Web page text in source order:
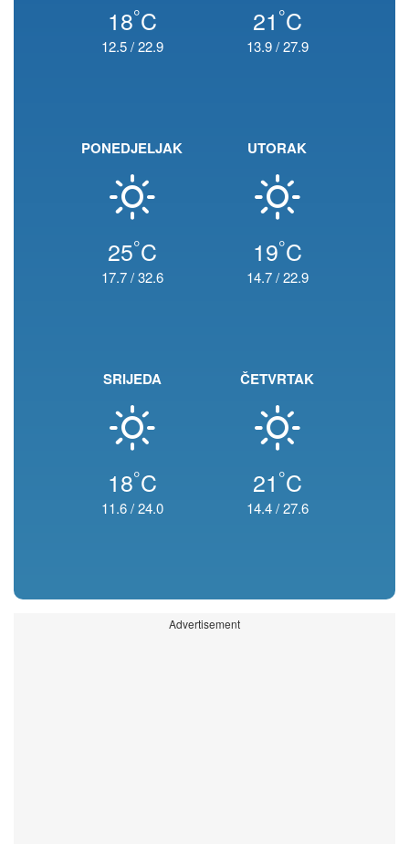
18°C
12.5/22.9
21 °C
13.9/27.9
PONEDJELJAK
25°C
17.7/32.6
UTORAK
19°C
14.7/22.9
SRIJEDA
18°C
11.6/24.0
ČETVRTAK
21 °C
14.4/27.6
Advertisement